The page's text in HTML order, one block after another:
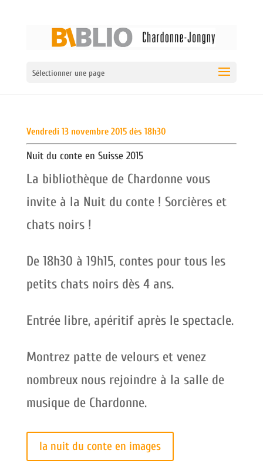
Sélectionner une page
Vendredi 13 novembre 2015 dès 18h30
Nuit du conte en Suisse 2015
La bibliothèque de Chardonne vous
invite à la Nuit du conte ! Sorcières et
chats noirs !
De 18h30 à 19h15, contes pour tous les
petits chats noirs dès 4 ans.
Entrée libre, apéritif après le spectacle.
Montrez patte de velours et venez
nombreux nous rejoindre à la salle de
musique de Chardonne.
la nuit du conte en images